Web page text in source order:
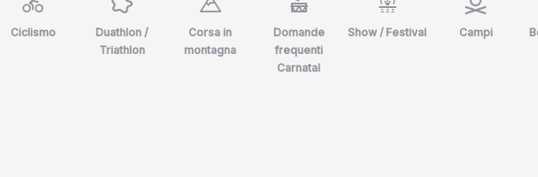
Ciclismo
Duathlon /
Triathlon
Corsa in
montagna
Domande
frequenti
Carnatal
Show / Festival Campi